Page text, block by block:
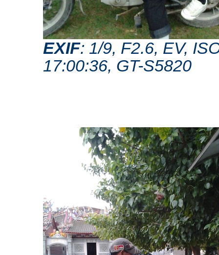
EXIF: 1/9, F2.6, EV,
17:00:36, GT-S5820